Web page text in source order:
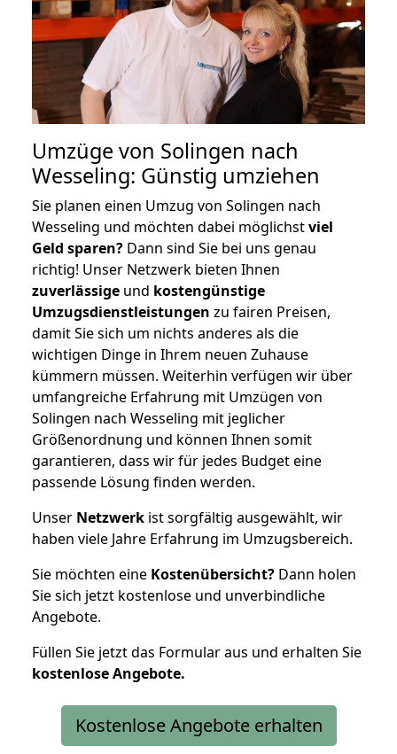
Umzüge von Solingen nach
Wesseling: Günstig umziehen
Sie planen einen Umzug von Solingen nach
Wesseling und möchten dabei möglichstviel
Geld sparen? Dann sind Sie bei uns genau
richtig! Unser Netzwerk bieten Ihnen
zuverlässige und kostengünstige
Umzugsdienstleistungen zu fairen Preisen,
damit Sie sich um nichts anderes als die
wichtigen Dinge in Ihrem neuen Zuhause
kümmern müssen. Weiterhin verfügen wir über
umfangreiche Erfahrung mit Umzügen von
Solingen nach Wesseling mit jeglicher
Größenordnung und können Ihnen somit
garantieren, dass wir für jedes Budget eine
passende Lösung finden werden.
Unser Netzwerk ist sorgfältig ausgewählt, wir
haben viele Jahre Erfahrung im Umzugsbereich.
Sie möchten eine Kostenübersicht? Dann holen
Sie sich jetzt kostenlose und unverbindliche
Angebote.
Füllen Sie jetzt das Formular aus und erhalten Sie
kostenloseAngebote.
Kostenlose Angebote erhalten